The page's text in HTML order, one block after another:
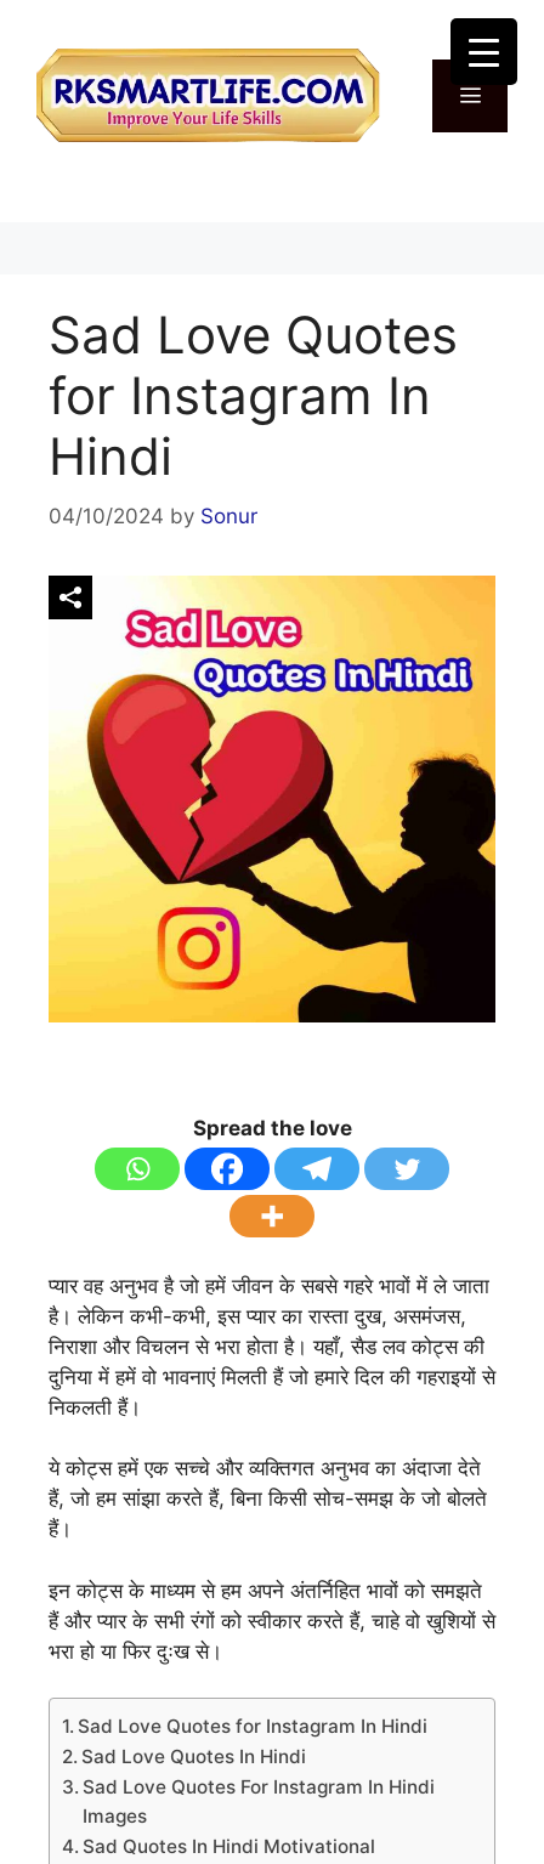
content
Sad Love Quotes
for Instagram In
Hindi
04/10/2024 by Sonur
Spread the love
प्यार वह अनुभव है जो हमें जीवन के सबसे गहरे भावों में ले जाता
है। लेकिन कभी-कभी, इस प्यार का रास्ता दुख, असमंजस,
निराशा और विचलन से भरा होता है। यहाँ, सैड लव कोट्स की
दुनिया में हमें वो भावनाएं मिलती हैं जो हमारे दिल की गहराइयों से
निकलती हैं।
ये कोट्स हमें एक सच्चे और व्यक्तिगत अनुभव का अंदाजा देते
हैं, जो हम सांझा करते हैं, बिना किसी सोच-समझ के जो बोलते
हैं।
इन कोट्स के माध्यम से हम अपने अंतर्निहित भावों को समझते
हैं और प्यार के सभी रंगों को स्वीकार करते हैं, चाहे वो खुशियों से
भरा हो या फिर दुःख से।
Sad Love Quotes for Instagram In Hindi
Sad Love Quotes In Hindi
Sad Love Quotes For Instagram In Hindi
Images
Sad Quotes In Hindi Motivational